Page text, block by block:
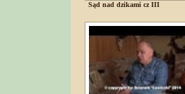
Sąd nad dzikami cz III